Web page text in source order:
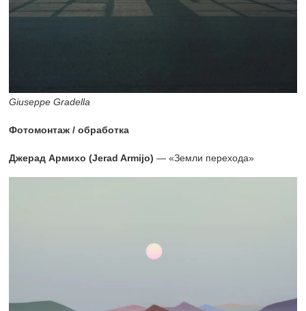
Giuseppe Gradella
Фотомонтаж / обработка
Джерад Армихо (Jerad Armijo) — «Земли перехода»